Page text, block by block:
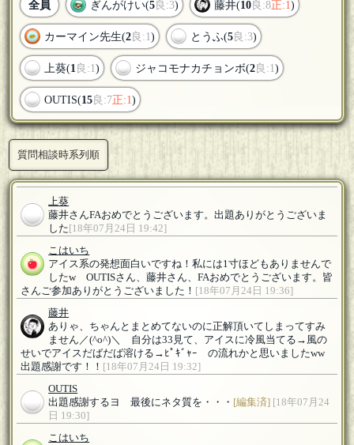
全員 ぎんがけい(5良:3) 藤井(10良:8正:1)
カーマイン先生(2良:1) とうふ(5良:3)
上葵(1良:1) ジャコモナカチョンボ(2良:1)
OUTIS(15良:7正:1)
質問相談時系列順
上葵
藤井さんFAおめでとうございます。出題ありがとうございま
した [18年07月24日 19:42]
こはいち
アイス系の発想面白いですね！私には1寸ほどもありませんで
したw OUTISさん、藤井さん、FAおめでとうございます。皆
さんご参加ありがとうございました！ [18年07月24日 19:36]
藤井
ありゃ、ちゃんとまとめてないのに正解頂いてしまってすみ
ません／(^o^)＼ 自分は33見て、アイスに冷風当てる→風の
せいでアイスだばだば溶ける→ﾋﾟｷﾞｬｰ の流れかと思いましたww
出題感謝です！！ [18年07月24日 19:32]
OUTIS
出題感謝するヨ 最後にネタ質を・・・ [編集済] [18年07月24
日 19:30]
こはいち